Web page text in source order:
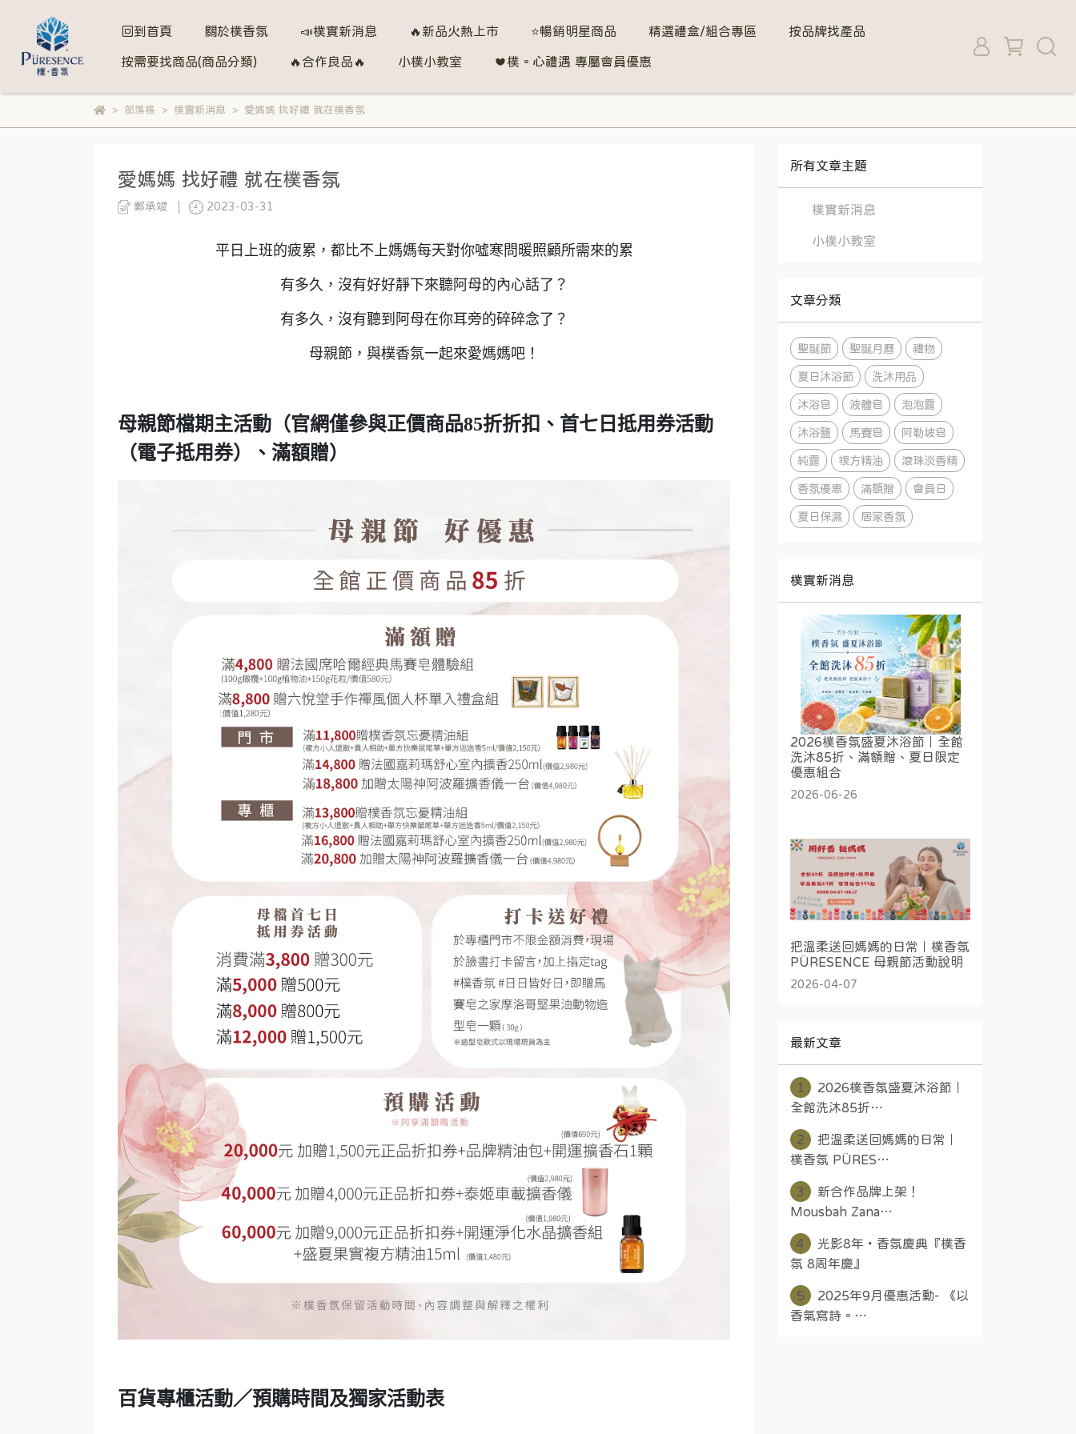
回到首頁 關於樸香氛 📣樸實新消息 🔥新品火熱上市 ⭐暢銷明星商品 精選禮盒/組合專區 按品牌找產品
按需要找商品(商品分類) 🔥合作良品🔥 小樸小教室 ❤️樸。心禮遇 專屬會員優惠
部落格 樸實新消息 愛媽媽 找好禮 就在樸香氛
愛媽媽 找好禮 就在樸香氛
鄭承竣 2023-03-31
平日上班的疲累，都比不上媽媽每天對你噓寒問暖照顧所需來的累
有多久，沒有好好靜下來聽阿母的內心話了？
有多久，沒有聽到阿母在你耳旁的碎碎念了？
母親節，與樸香氛一起來愛媽媽吧！
母親節檔期主活動 （官網僅參與正價商品85折折扣、首七日抵用券活動
（電子抵用券）、滿額贈）
百貨專櫃活動／預購時間及獨家活動表
所有文章主題
樸實新消息
小樸小教室
文章分類
聖誕節 聖誕月曆 禮物
夏日沐浴節 洗沐用品
沐浴皂 液體皂 泡泡露
沐浴鹽 馬賽皂 阿勒坡皂
純露 複方精油 滾珠淡香精
香氛優惠 滿額贈 會員日
夏日保濕 居家香氛
樸實新消息
2026樸香氛盛夏沐浴節｜全館
洗沐85折、滿額贈、夏日限定
優惠組合
2026-06-26
把溫柔送回媽媽的日常｜樸香氛
PÜRESENCE 母親節活動說明
2026-04-07
最新文章
1
2026樸香氛盛夏沐浴節｜
全館洗沐85折⋯
2
把溫柔送回媽媽的日常｜
樸香氛 PÜRES⋯
3
新合作品牌上架！
Mousbah Zana⋯
4
光影8年・香氛慶典『樸香
氛 8周年慶』
5
2025年9月優惠活動- 《以
香氣寫詩。⋯